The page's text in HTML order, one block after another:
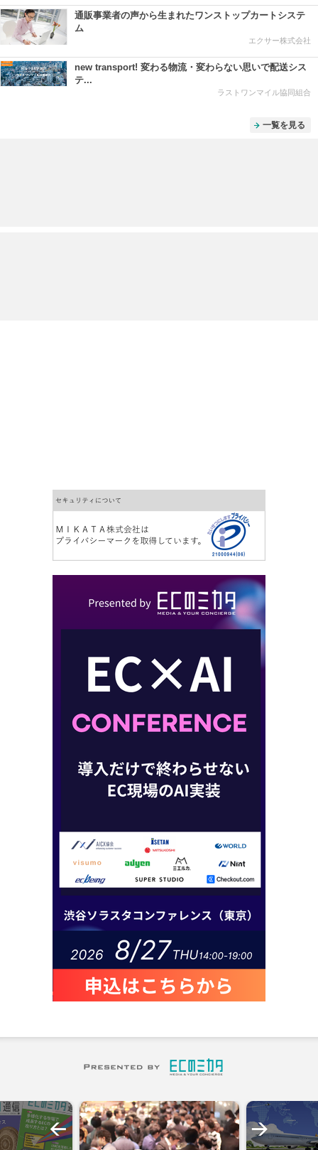
通販事業者の声から生まれたワンストップカートシステ
ム
エクサー株式会社
new transport! 変わる物流・変わらない思いで配送シス
テ...
ラストワンマイル協同組合
一覧を見る